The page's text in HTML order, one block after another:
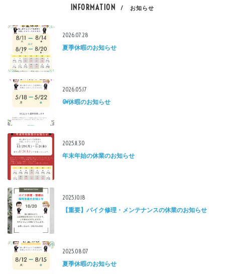
INFORMATION / お知らせ
2026.07.28
夏季休暇のお知らせ
2026.05.17
GW休暇のお知らせ
2025.11.30
年末年始の休業のお知らせ
2025.10.18
【重要】バイク修理・メンテナンスの休業のお知らせ
2025.08.07
夏季休暇のお知らせ